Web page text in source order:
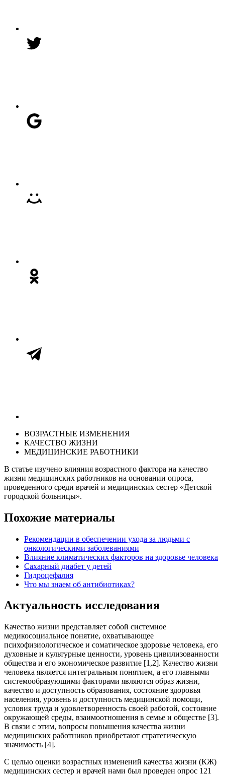
ВОЗРАСТНЫЕ ИЗМЕНЕНИЯ
КАЧЕСТВО ЖИЗНИ
МЕДИЦИНСКИЕ РАБОТНИКИ
В статье изучено влияния возрастного фактора на качество
жизни медицинских работников на основании опроса,
проведенного среди врачей и медицинских сестер «Детской
городской больницы».
Похожие материалы
Рекомендации в обеспечении ухода за людьми с
онкологическими заболеваниями
Влияние климатических факторов на здоровье человека
Сахарный диабет у детей
Гидроцефалия
Что мы знаем об антибиотиках?
Актуальность исследования
Качество жизни представляет собой системное
медикосоциальное понятие, охватывающее
психофизиологическое и соматическое здоровье человека, его
духовные и культурные ценности, уровень цивилизованности
общества и его экономическое развитие [1,2]. Качество жизни
человека является интегральным понятием, а его главными
системообразующими факторами являются образ жизни,
качество и доступность образования, состояние здоровья
населения, уровень и доступность медицинской помощи,
условия труда и удовлетворенность своей работой, состояние
окружающей среды, взаимоотношения в семье и обществе [3].
В связи с этим, вопросы повышения качества жизни
медицинских работников приобретают стратегическую
значимость [4].
С целью оценки возрастных изменений качества жизни (КЖ)
медицинских сестер и врачей нами был проведен опрос 121